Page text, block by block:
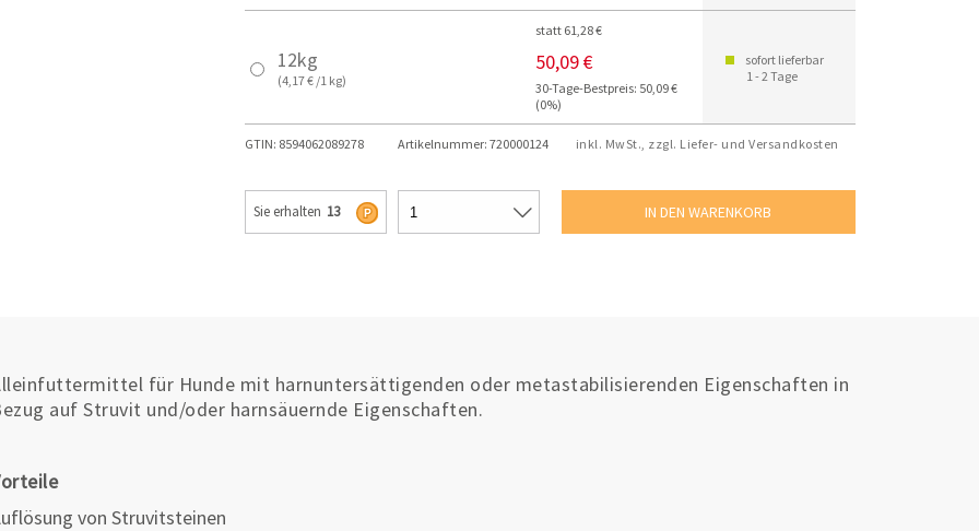
12kg
(4,17 € /1 kg)
statt 61,28 €
50,09 €
30-Tage-Bestpreis: 50,09 €
(0%)
sofort lieferbar
1 - 2 Tage
GTIN: 8594062089278 Artikelnummer: 720000124 inkl. MwSt., zzgl. Liefer- und Versandkosten
Sie erhalten 13
für Hunde mit harnuntersättigenden oder metastabilisierenden Eigenschaften in
auf Struvit und/oder harnsäuernde Eigenschaften.
von Struvitsteinen